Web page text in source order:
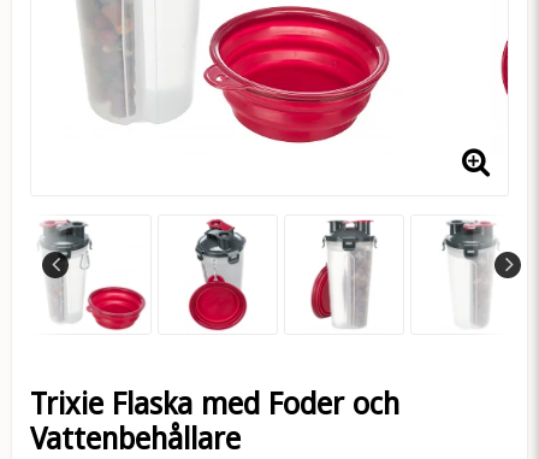
Trixie Flaska med Foder och
Vattenbehållare